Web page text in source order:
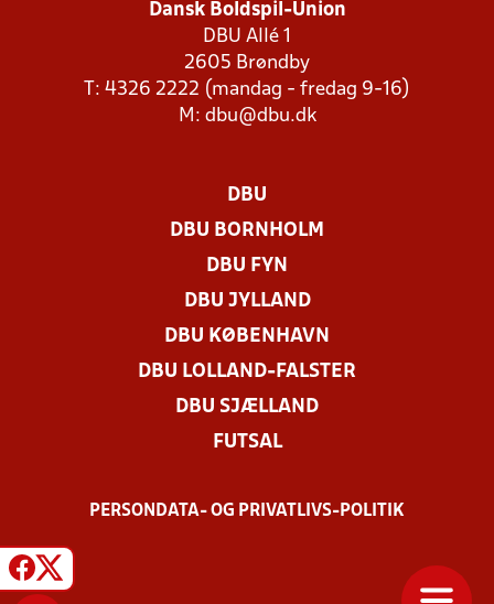
Dansk Boldspil-Union
DBU Allé 1
2605 Brøndby
T: 4326 2222 (mandag - fredag 9-16)
M: dbu@dbu.dk
DBU
DBU BORNHOLM
DBU FYN
DBU JYLLAND
DBU KØBENHAVN
DBU LOLLAND-FALSTER
DBU SJÆLLAND
FUTSAL
PERSONDATA- OG PRIVATLIVS-POLITIK